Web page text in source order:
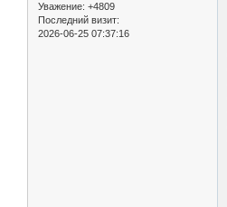
Уважение: +4809
Последний визит:
2026-06-25 07:37:16